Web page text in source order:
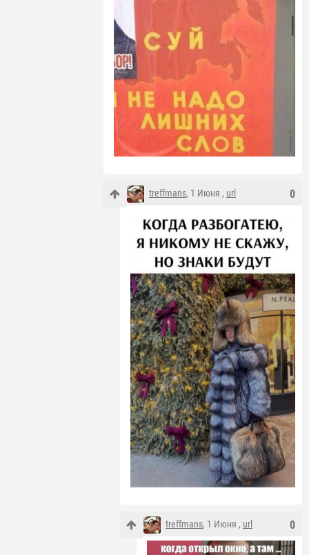
0
treffmans, 1 Июня , url
0
treffmans, 1 Июня , url